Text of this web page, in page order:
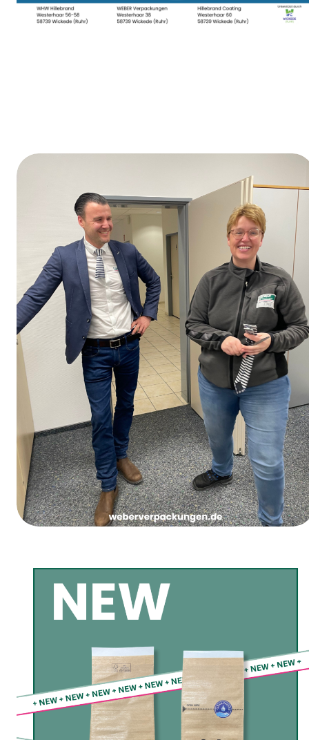
Vrouwenvastendonderdag